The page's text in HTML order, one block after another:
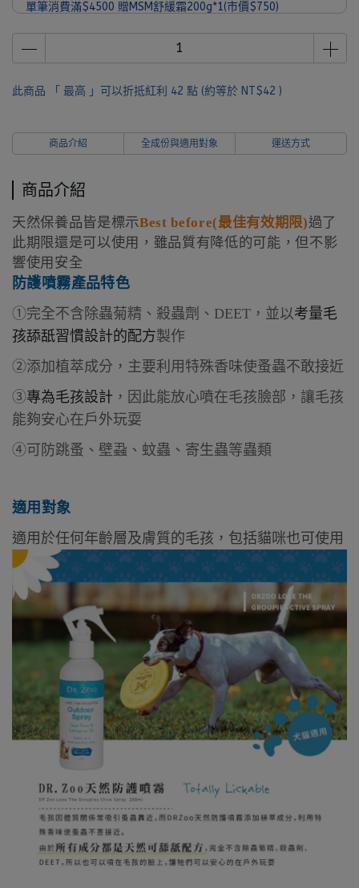
單筆消費滿$4500 贈MSM舒緩霜200g*1(市價$750)
單筆消費滿$6000 贈 MooGoo經典旅行組*1(市價$1090)
此商品 「 最高 」可以折抵紅利 42 點 (約等於 NT$42 )
商品介紹 全成份與適用對象 運送方式
商品介紹
天然保養品皆是標示Best before(最佳有效期限)過了
此期限還是可以使用，雖品質有降低的可能，但不影
響使用安全
防護噴霧產品特色
①完全不含除蟲菊精、殺蟲劑、 DEET ，並以考量毛
孩舔舐習慣設計的配方製作
②添加植萃成分，主要利用特殊香味使蚤蟲不敢接近
③專為毛孩設計 ，因此能放心噴在毛孩臉部，讓毛孩
能夠安心在戶外玩耍
④可防跳蚤、壁蝨、蚊蟲、寄生蟲等蟲類
適用對象
適用於任何年齡層及膚質的毛孩，包括貓咪也可使用